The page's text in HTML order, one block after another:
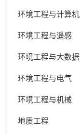
环境工程与计算机
环境工程与遥感
环境工程与大数据
环境工程与电气
环境工程与机械
地质工程